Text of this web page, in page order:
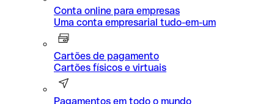
Conta online para empresas
Uma conta empresarial tudo-em-um
Cartões de pagamento
Cartões físicos e virtuais
Pagamentos em todo o mundo